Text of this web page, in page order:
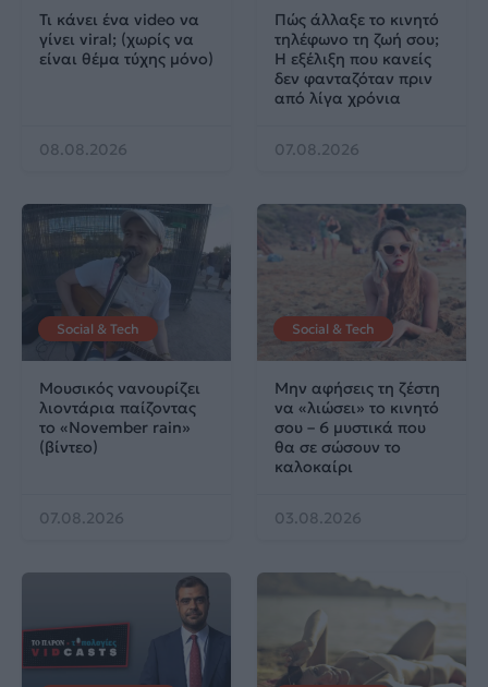
Τι κάνει ένα video να
γίνει viral; (χωρίς να
είναι θέμα τύχης μόνο)
08.08.2026
Πώς άλλαξε το κινητό
τηλέφωνο τη ζωή σου;
Η εξέλιξη που κανείς
δεν φανταζόταν πριν
από λίγα χρόνια
07.08.2026
Social & Tech
Μουσικός νανουρίζει
λιοντάρια παίζοντας
το «November rain»
(βίντεο)
07.08.2026
Social & Tech
Μην αφήσεις τη ζέστη
να «λιώσει» το κινητό
σου – 6 μυστικά που
θα σε σώσουν το
καλοκαίρι
03.08.2026